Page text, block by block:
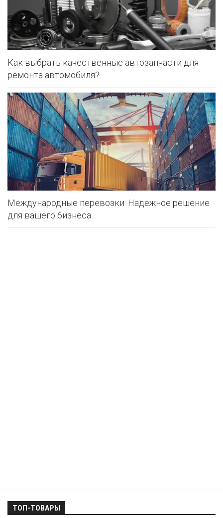
Как выбрать качественные автозапчасти для
ремонта автомобиля?
Международные перевозки: Надежное решение
для вашего бизнеса
ТОП-ТОВАРЫ